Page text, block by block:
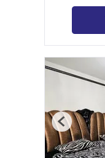
Previous